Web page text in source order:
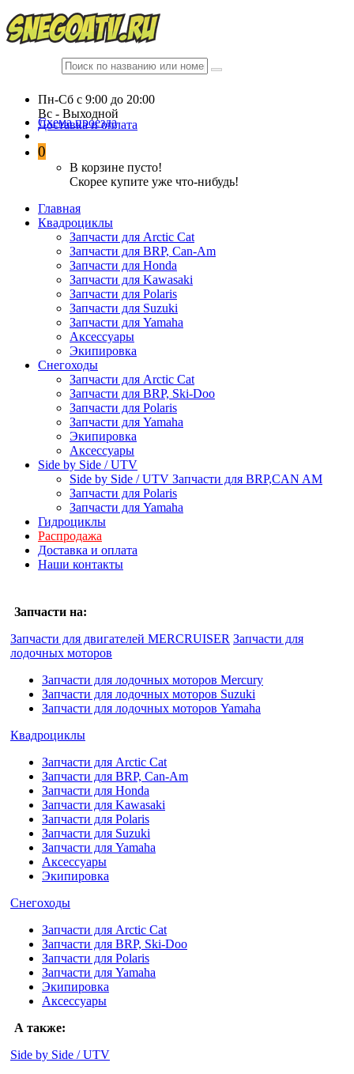
Пн-Сб c 9:00 до 20:00
Вc - Выходной
Схема проезда
Доставка и оплата
0
В корзине пусто!
Скорее купите уже что-нибудь!
Главная
Квадроциклы
Запчасти для Arctic Cat
Запчасти для BRP, Can-Am
Запчасти для Honda
Запчасти для Kawasaki
Запчасти для Polaris
Запчасти для Suzuki
Запчасти для Yamaha
Аксессуары
Экипировка
Снегоходы
Запчасти для Arctic Cat
Запчасти для BRP, Ski-Doo
Запчасти для Polaris
Запчасти для Yamaha
Экипировка
Аксессуары
Side by Side / UTV
Side by Side / UTV Запчасти для BRP,CAN AM
Запчасти для Polaris
Запчасти для Yamaha
Гидроциклы
Распродажа
Доставка и оплата
Наши контакты
Запчасти на:
Запчасти для двигателей MERCRUISER Запчасти для
лодочных моторов
Запчасти для лодочных моторов Mercury
Запчасти для лодочных моторов Suzuki
Запчасти для лодочных моторов Yamaha
Квадроциклы
Запчасти для Arctic Cat
Запчасти для BRP, Can-Am
Запчасти для Honda
Запчасти для Kawasaki
Запчасти для Polaris
Запчасти для Suzuki
Запчасти для Yamaha
Аксессуары
Экипировка
Снегоходы
Запчасти для Arctic Cat
Запчасти для BRP, Ski-Doo
Запчасти для Polaris
Запчасти для Yamaha
Экипировка
Аксессуары
А также:
Side by Side / UTV